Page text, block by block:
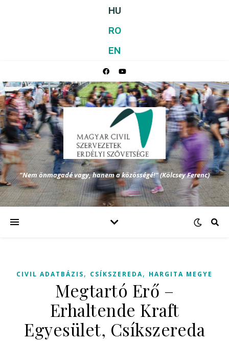
HU
RO
EN
"Nem önmagadé vagy, hanem a közösségé!" (Kölcsey Ferenc)
CIVIL ADATBÁZIS, CSÍKSZEREDA, HARGITA MEGYE
Megtartó Erő –
Erhaltende Kraft
Egyesület, Csíkszereda